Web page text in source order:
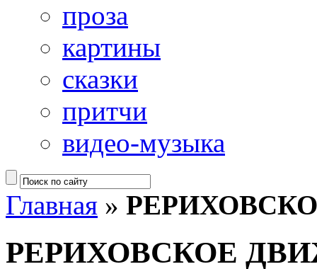
проза
картины
сказки
притчи
видео-музыка
Главная »
РЕРИХОВСКОЕ